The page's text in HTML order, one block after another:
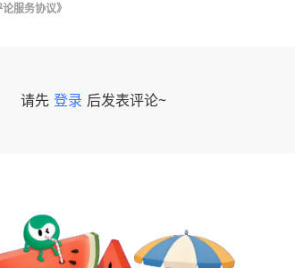
论服务协议》
请先 登录 后发表评论~